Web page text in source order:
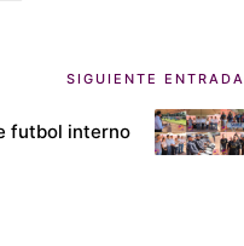
SIGUIENTE ENTRADA
futbol interno